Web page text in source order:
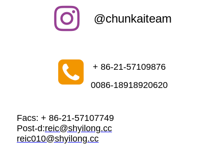
@chunkaiteam
+ 86-21-57109876
0086-18918920620
Facs: + 86-21-57107749
Post-d:reic@shyilong.cc
reic010@shyilong.cc